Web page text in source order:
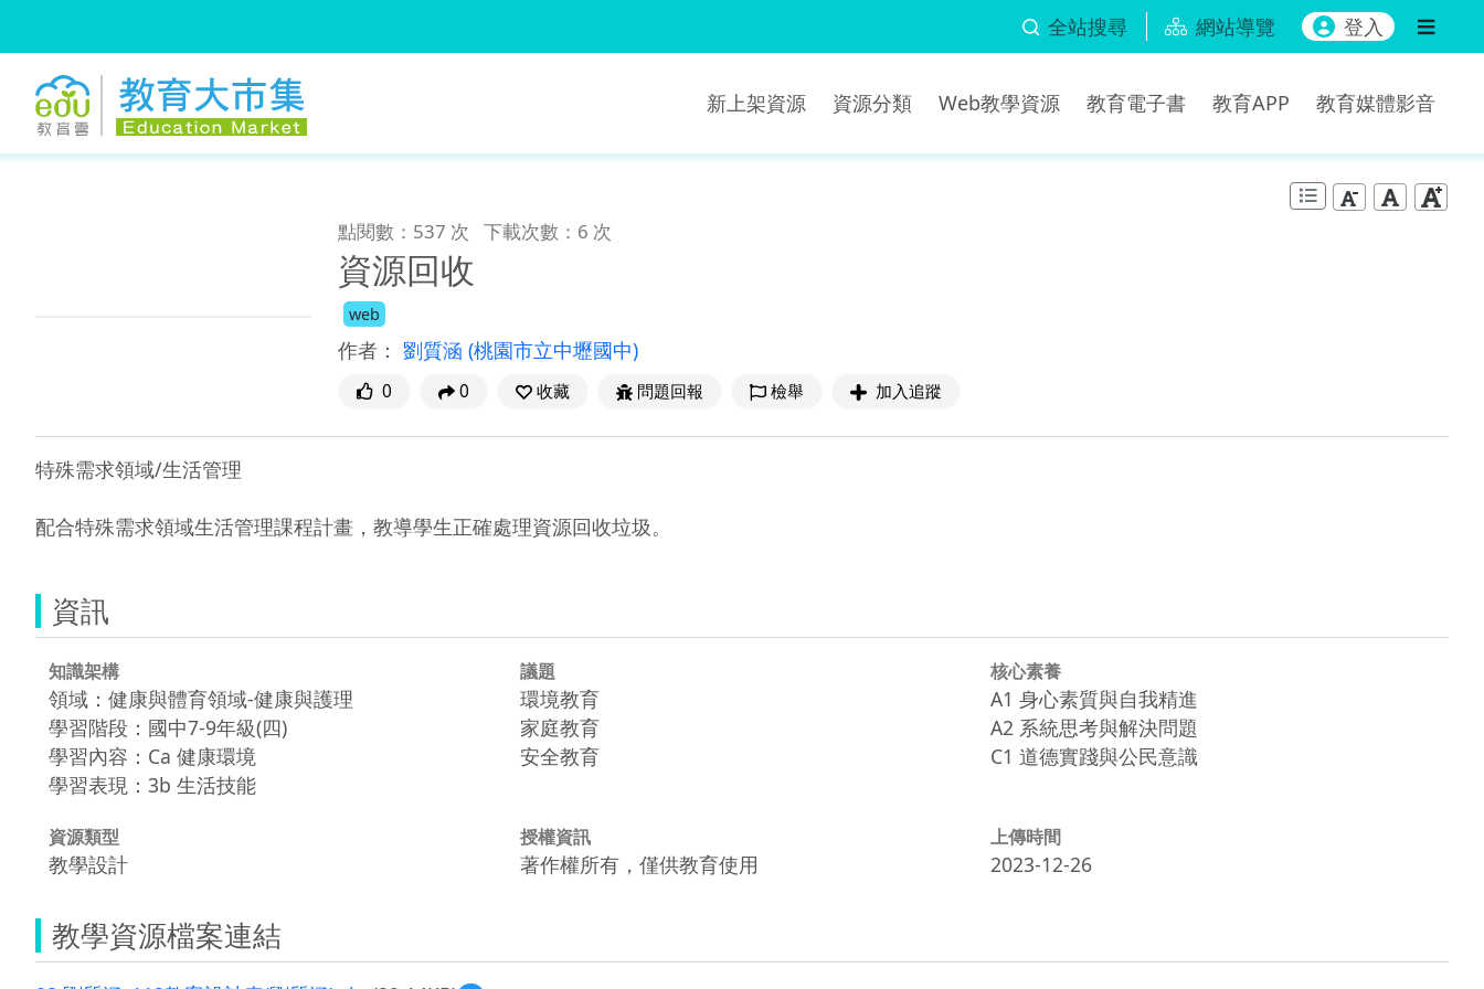
全站搜尋 網站導覽 登入
新上架資源 資源分類 Web教學資源 教育電子書 教育APP 教育媒體影音
點閱數：537 次 下載次數：6 次
資源回收
web
作者： 劉質涵 (桃園市立中壢國中)
0 0 收藏 問題回報 檢舉 加入追蹤
特殊需求領域/生活管理
配合特殊需求領域生活管理課程計畫，教導學生正確處理資源回收垃圾。
資訊
知識架構
領域：健康與體育領域-健康與護理
學習階段：國中7-9年級(四)
學習內容：Ca 健康環境
學習表現：3b 生活技能
議題
環境教育
家庭教育
安全教育
核心素養
A1 身心素質與自我精進
A2 系統思考與解決問題
C1 道德實踐與公民意識
資源類型
教學設計
授權資訊
著作權所有，僅供教育使用
上傳時間
2023-12-26
教學資源檔案連結